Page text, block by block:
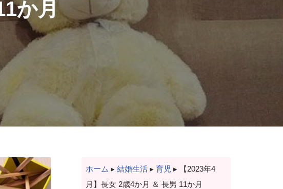
か月
ホーム ▸ 結婚生活▸ 育児 ▸
【2023年4
月】長女 2歳4か月 ＆ 長男 11か月